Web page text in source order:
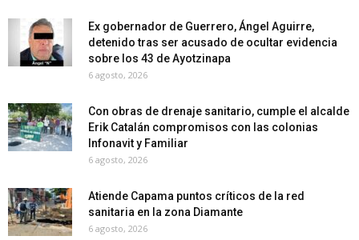
Ex gobernador de Guerrero, Ángel Aguirre,
detenido tras ser acusado de ocultar evidencia
sobre los 43 de Ayotzinapa
6 agosto, 2026
Con obras de drenaje sanitario, cumple el alcalde
Erik Catalán compromisos con las colonias
Infonavit y Familiar
6 agosto, 2026
Atiende Capama puntos críticos de la red
sanitaria en la zona Diamante
6 agosto, 2026